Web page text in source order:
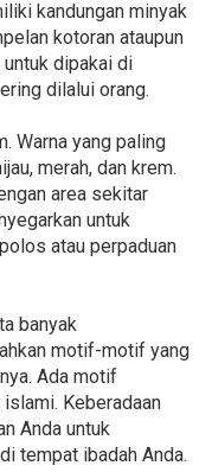
kandungan minyak
kotoran ataupun
dipakai di
dilalui orang.
Warna yang paling
merah, dan krem.
area sekitar
untuk
atau perpaduan
banyak
motif-motif yang
Ada motif
Keberadaan
Anda untuk
tempat ibadah Anda.